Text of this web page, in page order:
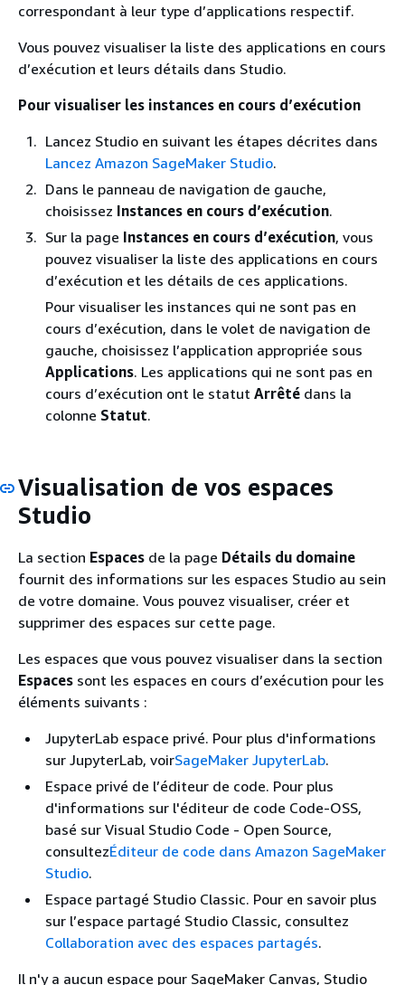
correspondant à leur type d’applications respectif.
Vous pouvez visualiser la liste des applications en cours
d’exécution et leurs détails dans Studio.
Pour visualiser les instances en cours d’exécution
Lancez Studio en suivant les étapes décrites dans
Lancez Amazon SageMaker Studio.
Dans le panneau de navigation de gauche,
choisissez Instances en cours d’exécution.
Sur la page Instances en cours d’exécution, vous
pouvez visualiser la liste des applications en cours
d’exécution et les détails de ces applications.
Pour visualiser les instances qui ne sont pas en
cours d’exécution, dans le volet de navigation de
gauche, choisissez l’application appropriée sous
Applications. Les applications qui ne sont pas en
cours d’exécution ont le statut Arrêté dans la
colonne Statut.
Visualisation de vos espaces
Studio
La section Espaces de la page Détails du domaine
fournit des informations sur les espaces Studio au sein
de votre domaine. Vous pouvez visualiser, créer et
supprimer des espaces sur cette page.
Les espaces que vous pouvez visualiser dans la section
Espaces sont les espaces en cours d’exécution pour les
éléments suivants :
JupyterLab espace privé. Pour plus d'informations
sur JupyterLab, voirSageMaker JupyterLab.
Espace privé de l’éditeur de code. Pour plus
d'informations sur l'éditeur de code Code-OSS,
basé sur Visual Studio Code - Open Source,
consultezÉditeur de code dans Amazon SageMaker
Studio.
Espace partagé Studio Classic. Pour en savoir plus
sur l’espace partagé Studio Classic, consultez
Collaboration avec des espaces partagés.
Il n'y a aucun espace pour SageMaker Canvas, Studio